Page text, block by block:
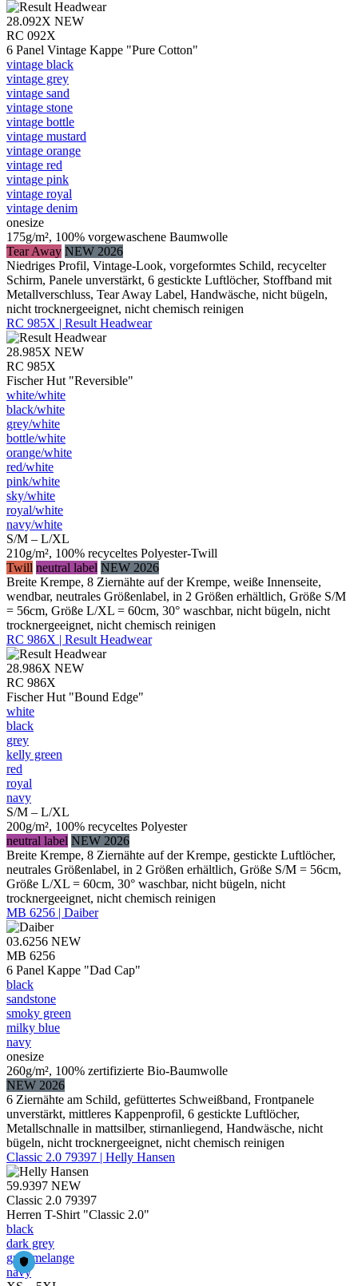
28.092X NEW
RC 092X
6 Panel Vintage Kappe "Pure Cotton"
vintage black
vintage grey
vintage sand
vintage stone
vintage bottle
vintage mustard
vintage orange
vintage red
vintage pink
vintage royal
vintage denim
onesize
175g/m², 100% vorgewaschene Baumwolle
Tear Away NEW 2026
Niedriges Profil, Vintage-Look, vorgeformtes Schild, recycelter
Schirm, Panele unverstärkt, 6 gestickte Luftlöcher, Stoffband mit
Metallverschluss, Tear Away Label, Handwäsche, nicht bügeln,
nicht trocknergeeignet, nicht chemisch reinigen
RC 985X | Result Headwear
28.985X NEW
RC 985X
Fischer Hut "Reversible"
white/​white
black/​white
grey/​white
bottle/​white
orange/​white
red/​white
pink/​white
sky/​white
royal/​white
navy/​white
S/M – L/XL
210g/m², 100% recyceltes Polyester-Twill
Twill neutral label NEW 2026
Breite Krempe, 8 Ziernähte auf der Krempe, weiße Innenseite,
wendbar, neutrales Größenlabel, in 2 Größen erhältlich, Größe S/M
= 56cm, Größe L/XL = 60cm, 30° waschbar, nicht bügeln, nicht
trocknergeeignet, nicht chemisch reinigen
RC 986X | Result Headwear
28.986X NEW
RC 986X
Fischer Hut "Bound Edge"
white
black
grey
kelly green
red
royal
navy
S/M – L/XL
200g/m², 100% recyceltes Polyester
neutral label NEW 2026
Breite Krempe, 8 Ziernähte auf der Krempe, gestickte Luftlöcher,
neutrales Größenlabel, in 2 Größen erhältlich, Größe S/M = 56cm,
Größe L/XL = 60cm, 30° waschbar, nicht bügeln, nicht
trocknergeeignet, nicht chemisch reinigen
MB 6256 | Daiber
03.6256 NEW
MB 6256
6 Panel Kappe "Dad Cap"
black
sandstone
smoky green
milky blue
navy
onesize
260g/m², 100% zertifizierte Bio-Baumwolle
NEW 2026
6 Ziernähte am Schild, gefüttertes Schweißband, Frontpanele
unverstärkt, mittleres Kappenprofil, 6 gestickte Luftlöcher,
Metallschnalle in mattsilber, stirnanliegend, Handwäsche, nicht
bügeln, nicht trocknergeeignet, nicht chemisch reinigen
Classic 2.0 79397 | Helly Hansen
59.9397 NEW
Classic 2.0 79397
Herren T-Shirt "Classic 2.0"
black
dark grey
grey melange
navy